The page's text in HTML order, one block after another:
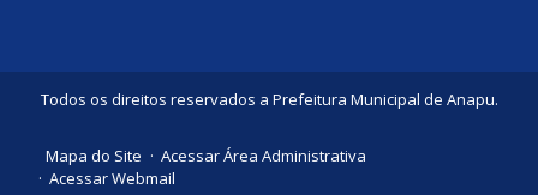
Todos os direitos reservados a Prefeitura Municipal de Anapu.
Mapa do Site
Acessar Área Administrativa
Acessar Webmail